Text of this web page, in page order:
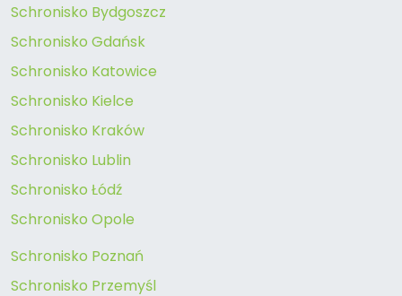
Schronisko Bydgoszcz
Schronisko Gdańsk
Schronisko Katowice
Schronisko Kielce
Schronisko Kraków
Schronisko Lublin
Schronisko Łódź
Schronisko Opole
Schronisko Poznań
Schronisko Przemyśl